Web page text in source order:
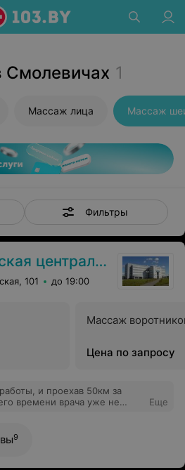
1
Массаж лица Массаж
Фильтры
районная поликлиника
101 до 19:00
Массаж
Цена по запросу
и проехав 50км за
времени врача уже не
Еще
9